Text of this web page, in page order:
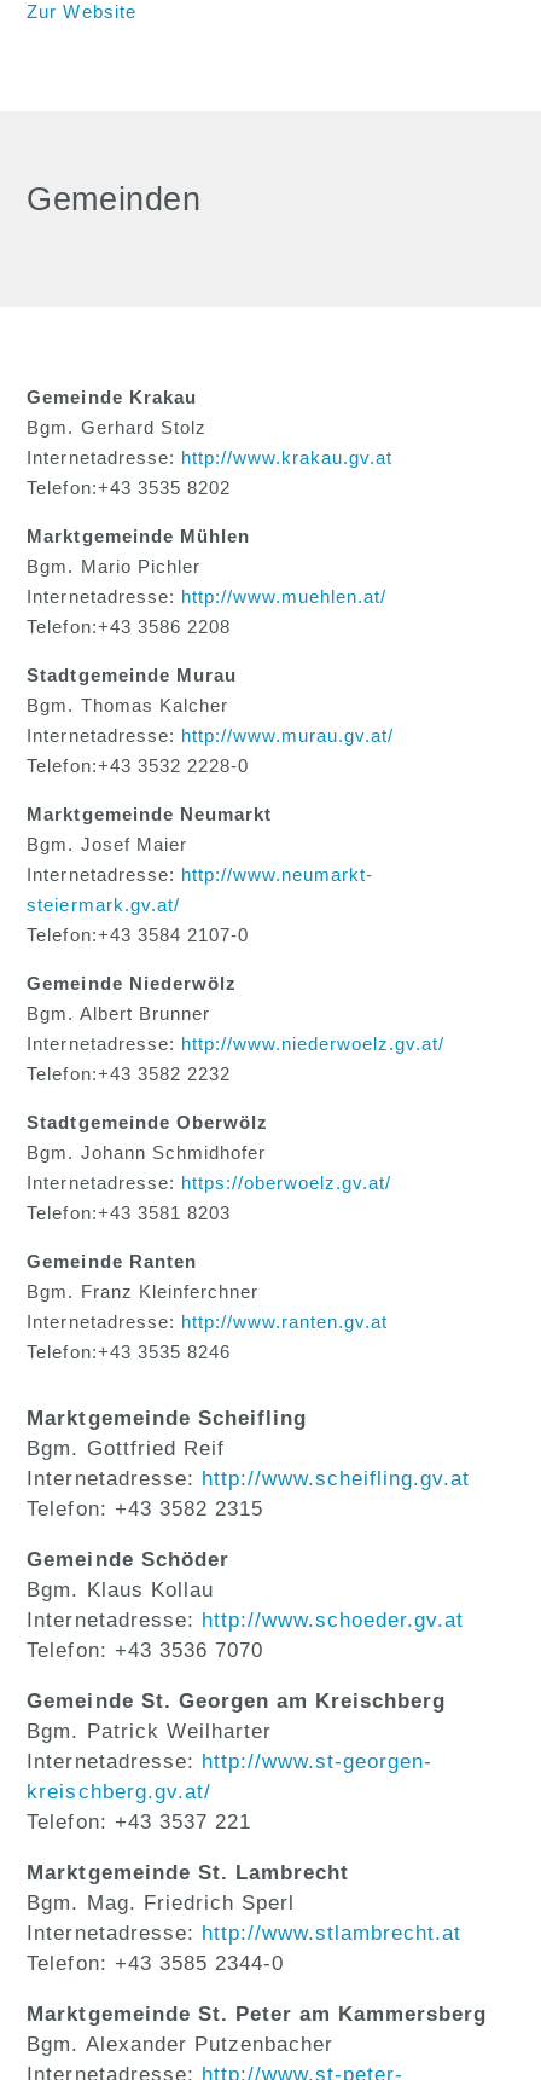
Zur Website
Gemeinden
Gemeinde Krakau
Bgm. Gerhard Stolz
Internetadresse: http://www.krakau.gv.at
Telefon:+43 3535 8202
Marktgemeinde Mühlen
Bgm. Mario Pichler
Internetadresse: http://www.muehlen.at/
Telefon:+43 3586 2208
Stadtgemeinde Murau
Bgm. Thomas Kalcher
Internetadresse: http://www.murau.gv.at/
Telefon:+43 3532 2228-0
Marktgemeinde Neumarkt
Bgm. Josef Maier
Internetadresse: http://www.neumarkt-
steiermark.gv.at/
Telefon:+43 3584 2107-0
Gemeinde Niederwölz
Bgm. Albert Brunner
Internetadresse: http://www.niederwoelz.gv.at/
Telefon:+43 3582 2232
Stadtgemeinde Oberwölz
Bgm. Johann Schmidhofer
Internetadresse: https://oberwoelz.gv.at/
Telefon:+43 3581 8203
Gemeinde Ranten
Bgm. Franz Kleinferchner
Internetadresse: http://www.ranten.gv.at
Telefon:+43 3535 8246
Marktgemeinde Scheifling
Bgm. Gottfried Reif
Internetadresse: http://www.scheifling.gv.at
Telefon: +43 3582 2315
Gemeinde Schöder
Bgm. Klaus Kollau
Internetadresse: http://www.schoeder.gv.at
Telefon: +43 3536 7070
Gemeinde St. Georgen am Kreischberg
Bgm. Patrick Weilharter
Internetadresse: http://www.st-georgen-
kreischberg.gv.at/
Telefon: +43 3537 221
Marktgemeinde St. Lambrecht
Bgm. Mag. Friedrich Sperl
Internetadresse: http://www.stlambrecht.at
Telefon: +43 3585 2344-0
Marktgemeinde St. Peter am Kammersberg
Bgm. Alexander Putzenbacher
Internetadresse: http://www.st-peter-